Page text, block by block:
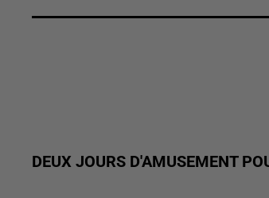
DEUX JOURS D'AMUSEMENT